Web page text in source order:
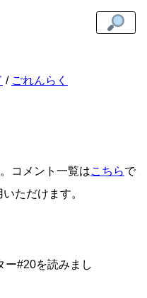
ごれんらく
コメント一覧はこちらで
ただけます。
ー#20を読みまし